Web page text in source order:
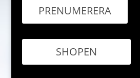
PRENUMERERA
SHOPEN